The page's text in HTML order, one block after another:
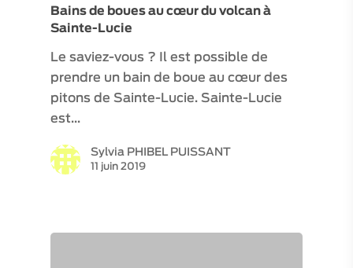
Bains de boues au cœur du volcan à
Sainte-Lucie
Le saviez-vous ? Il est possible de
prendre un bain de boue au cœur des
pitons de Sainte-Lucie. Sainte-Lucie
est…
Sylvia PHIBEL PUISSANT
11 juin 2019